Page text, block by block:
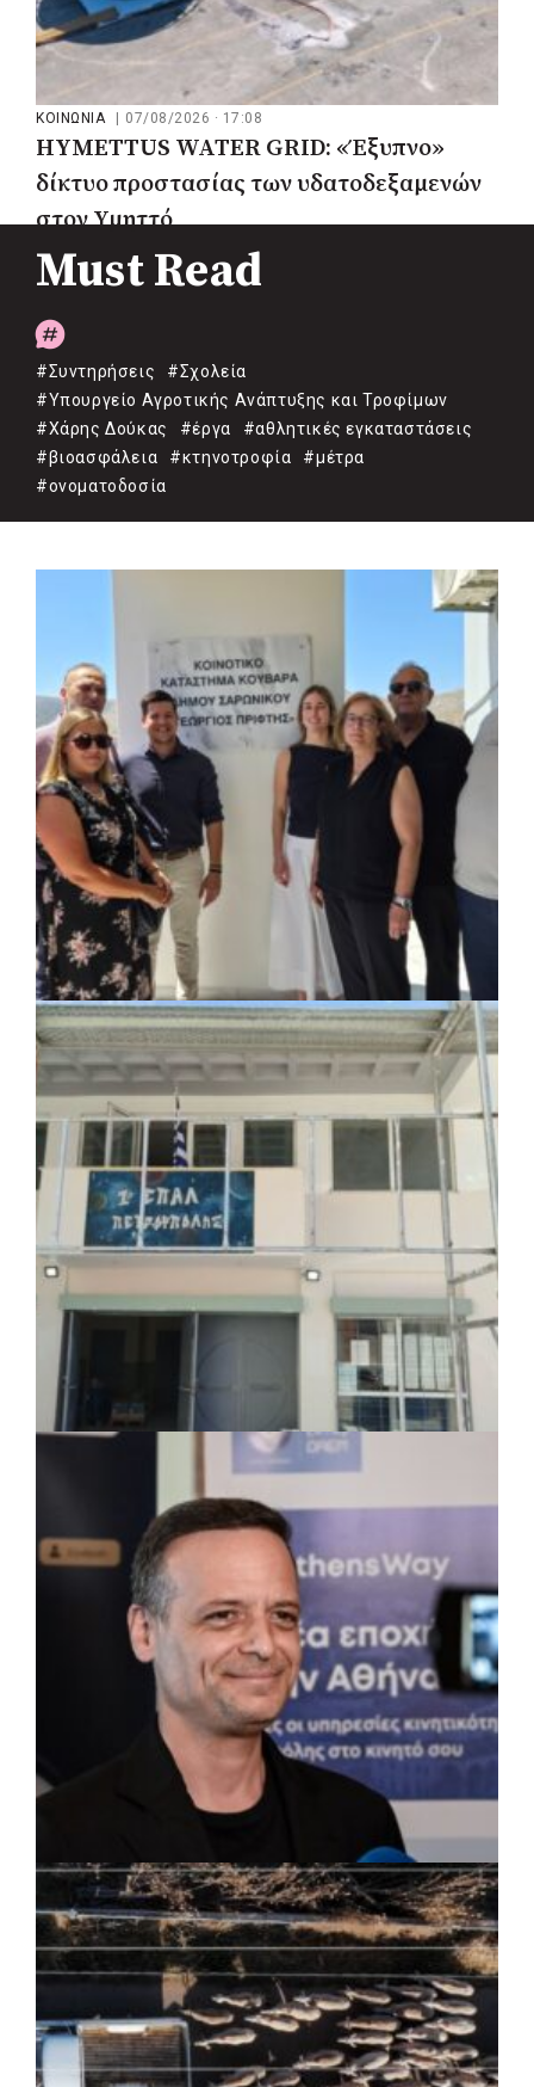
ΚΟΙΝΩΝΙΑ | 07/08/2026 · 17:08
HYMETTUS WATER GRID: «Έξυπνο»
δίκτυο προστασίας των υδατοδεξαμενών
στον Υμηττό
Must Read
#Συντηρήσεις
#Σχολεία
#Υπουργείο Αγροτικής Ανάπτυξης και Τροφίμων
#Χάρης Δούκας
#έργα
#αθλητικές εγκαταστάσεις
#βιοασφάλεια
#κτηνοτροφία
#μέτρα
#ονοματοδοσία
ΚΟΙΝΩΝΙΑ | 07/08/2026 · 18:01
Το Δημοτικό Κατάστημα Κουβαρά φέρει
πλέον το όνομα «Γεώργιος Πρίφτης»
ΤΟΠΙΚΗ ΑΥΤΟΔΙΟΙΚΗΣΗ 07/08/2026 · 17:45
Δήμος Πετρούπολης: Εργασίες
συντήρησης σε σχολεία και αθλητικές
εγκαταστάσεις
ΡΕΠΟΡΤΑΖ | 07/08/2026 · 17:27
Ο Δούκας για έργα, καθαριότητα και τη
μάχη των επόμενων εκλογών: «Η καλύτερη
μου να κατέβει ο Μπακογιάννης»